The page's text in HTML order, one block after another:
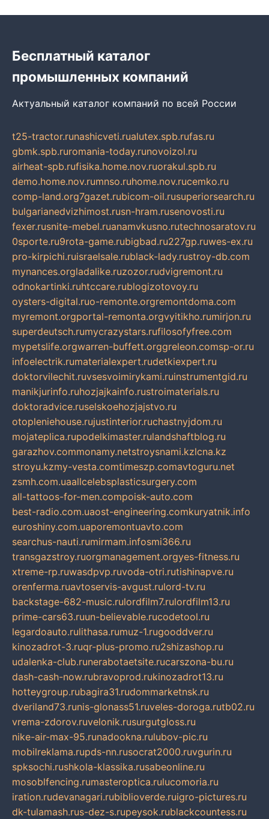
Бесплатный каталог
промышленных компаний
Актуальный каталог компаний по всей России
t25-tractor.runashicveti.rualutex.spb.rufas.ru
gbmk.spb.ruromania-today.runovoizol.ru
airheat-spb.rufisika.home.nov.ruorakul.spb.ru
demo.home.nov.rumnso.ruhome.nov.rucemko.ru
comp-land.org7gazet.rubicom-oil.rusuperiorsearch.ru
bulgarianedvizhimost.rusn-hram.rusenovosti.ru
fexer.rusnite-mebel.ruanamvkusno.rutechnosaratov.ru
0sporte.ru9rota-game.rubigbad.ru227gp.ruwes-ex.ru
pro-kirpichi.ruisraelsale.rublack-lady.rustroy-db.com
mynances.orgladalike.ruzozor.rudvigremont.ru
odnokartinki.ruhtccare.rublogizotovoy.ru
oysters-digital.ruo-remonte.orgremontdoma.com
myremont.orgportal-remonta.orgvyitikho.rumirjon.ru
superdeutsch.rumycrazystars.rufilosofyfree.com
mypetslife.orgwarren-buffett.orggreleon.comsp-or.ru
infoelectrik.rumaterialexpert.rudetkiexpert.ru
doktorvilechit.ruvsesvoimirykami.ruinstrumentgid.ru
manikjurinfo.ruhozjajkainfo.rustroimaterials.ru
doktoradvice.ruselskoehozjajstvo.ru
otopleniehouse.rujustinterior.ruchastnyjdom.ru
mojateplica.rupodelkimaster.rulandshaftblog.ru
garazhov.commonamy.netstroysnami.kzlcna.kz
stroyu.kzmy-vesta.comtimeszp.comavtoguru.net
zsmh.com.uaallcelebsplasticsurgery.com
all-tattoos-for-men.compoisk-auto.com
best-radio.com.uaost-engineering.comkuryatnik.info
euroshiny.com.uaporemontuavto.com
searchus-nauti.rumirmam.infosmi366.ru
transgazstroy.ruorgmanagement.orgyes-fitness.ru
xtreme-rp.ruwasdpvp.ruvoda-otri.rutishinapve.ru
orenferma.ruavtoservis-avgust.rulord-tv.ru
backstage-682-music.rulordfilm7.rulordfilm13.ru
prime-cars63.ruun-believable.rucodetool.ru
legardoauto.rulithasa.rumuz-1.rugooddver.ru
kinozadrot-3.ruqr-plus-promo.ru2shizashop.ru
udalenka-club.runerabotaetsite.rucarszona-bu.ru
dash-cash-now.rubravoprod.rukinozadrot13.ru
hotteygroup.rubagira31.rudommarketnsk.ru
dveriland73.runis-glonass51.ruveles-doroga.rutb02.ru
vrema-zdorov.ruvelonik.rusurgutgloss.ru
nike-air-max-95.runadookna.rulubov-pic.ru
mobilreklama.rupds-nn.rusocrat2000.ruvgurin.ru
spksochi.rushkola-klassika.rusabeonline.ru
mosoblfencing.rumasteroptica.rulucomoria.ru
iration.rudevanagari.rubiblioverde.ruigro-pictures.ru
dk-tulamash.rus-dez-s.rupeysok.rublackcountess.ru